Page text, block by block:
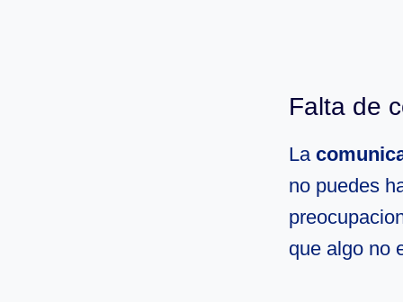
Falta de
La
no puedes
que algo no